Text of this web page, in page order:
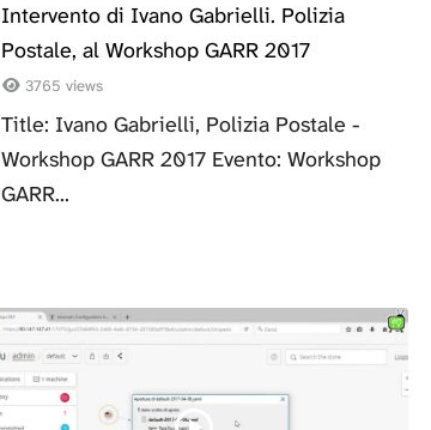
Intervento di Ivano Gabrielli. Polizia
Postale, al Workshop GARR 2017
3765 views
Title: Ivano Gabrielli, Polizia Postale -
Workshop GARR 2017 Evento: Workshop
GARR...